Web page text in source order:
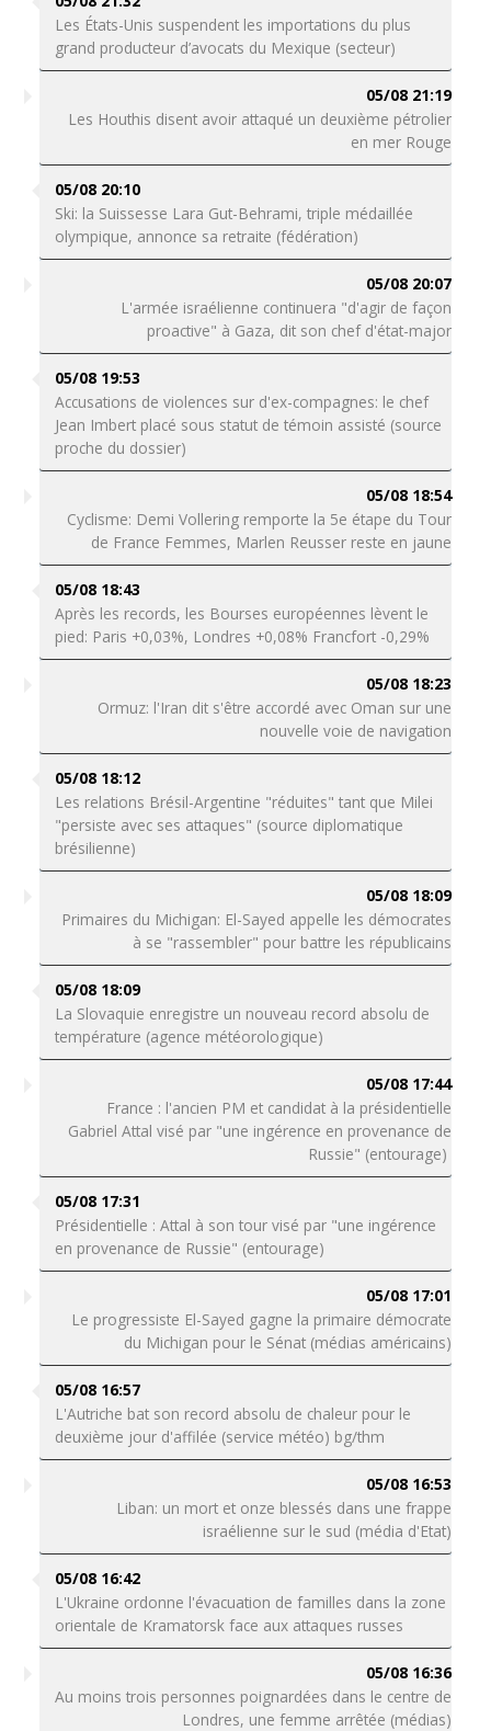
Les États-Unis suspendent les importations du plus
grand producteur d’avocats du Mexique (secteur)
05/08 21:19
Les Houthis disent avoir attaqué un deuxième pétrolier
en mer Rouge
05/08 20:10
Ski: la Suissesse Lara Gut-Behrami, triple médaillée
olympique, annonce sa retraite (fédération)
05/08 20:07
L'armée israélienne continuera "d'agir de façon
proactive" à Gaza, dit son chef d'état-major
05/08 19:53
Accusations de violences sur d'ex-compagnes: le chef
Jean Imbert placé sous statut de témoin assisté (source
proche du dossier)
05/08 18:54
Cyclisme: Demi Vollering remporte la 5e étape du Tour
de France Femmes, Marlen Reusser reste en jaune
05/08 18:43
Après les records, les Bourses européennes lèvent le
pied: Paris +0,03%, Londres +0,08% Francfort -0,29%
05/08 18:23
Ormuz: l'Iran dit s'être accordé avec Oman sur une
nouvelle voie de navigation
05/08 18:12
Les relations Brésil-Argentine "réduites" tant que Milei
"persiste avec ses attaques" (source diplomatique
brésilienne)
05/08 18:09
Primaires du Michigan: El-Sayed appelle les démocrates
à se "rassembler" pour battre les républicains
05/08 18:09
La Slovaquie enregistre un nouveau record absolu de
température (agence météorologique)
05/08 17:44
France : l'ancien PM et candidat à la présidentielle
Gabriel Attal visé par "une ingérence en provenance de
Russie" (entourage)
05/08 17:31
Présidentielle : Attal à son tour visé par "une ingérence
en provenance de Russie" (entourage)
05/08 17:01
Le progressiste El-Sayed gagne la primaire démocrate
du Michigan pour le Sénat (médias américains)
05/08 16:57
L'Autriche bat son record absolu de chaleur pour le
deuxième jour d'affilée (service météo) bg/thm
05/08 16:53
Liban: un mort et onze blessés dans une frappe
israélienne sur le sud (média d'Etat)
05/08 16:42
L'Ukraine ordonne l'évacuation de familles dans la zone
orientale de Kramatorsk face aux attaques russes
05/08 16:36
Au moins trois personnes poignardées dans le centre de
Londres, une femme arrêtée (médias)